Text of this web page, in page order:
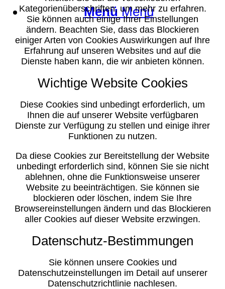
Menü Menü
Kategorienüberschriften, um mehr zu erfahren.
Sie können auch einige Ihrer Einstellungen
ändern. Beachten Sie, dass das Blockieren
einiger Arten von Cookies Auswirkungen auf Ihre
Erfahrung auf unseren Websites und auf die
Dienste haben kann, die wir anbieten können.
Wichtige Website Cookies
Diese Cookies sind unbedingt erforderlich, um
Ihnen die auf unserer Website verfügbaren
Dienste zur Verfügung zu stellen und einige ihrer
Funktionen zu nutzen.
Da diese Cookies zur Bereitstellung der Website
unbedingt erforderlich sind, können Sie sie nicht
ablehnen, ohne die Funktionsweise unserer
Website zu beeinträchtigen. Sie können sie
blockieren oder löschen, indem Sie Ihre
Browsereinstellungen ändern und das Blockieren
aller Cookies auf dieser Website erzwingen.
Datenschutz-Bestimmungen
Sie können unsere Cookies und
Datenschutzeinstellungen im Detail auf unserer
Datenschutzrichtlinie nachlesen.